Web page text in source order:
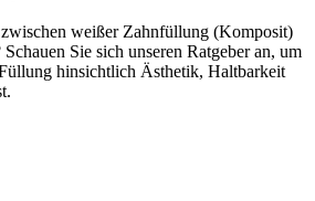
zwischen weißer Zahnfüllung (Komposit)
Sie sich unseren Ratgeber an, um
hinsichtlich Ästhetik, Haltbarkeit